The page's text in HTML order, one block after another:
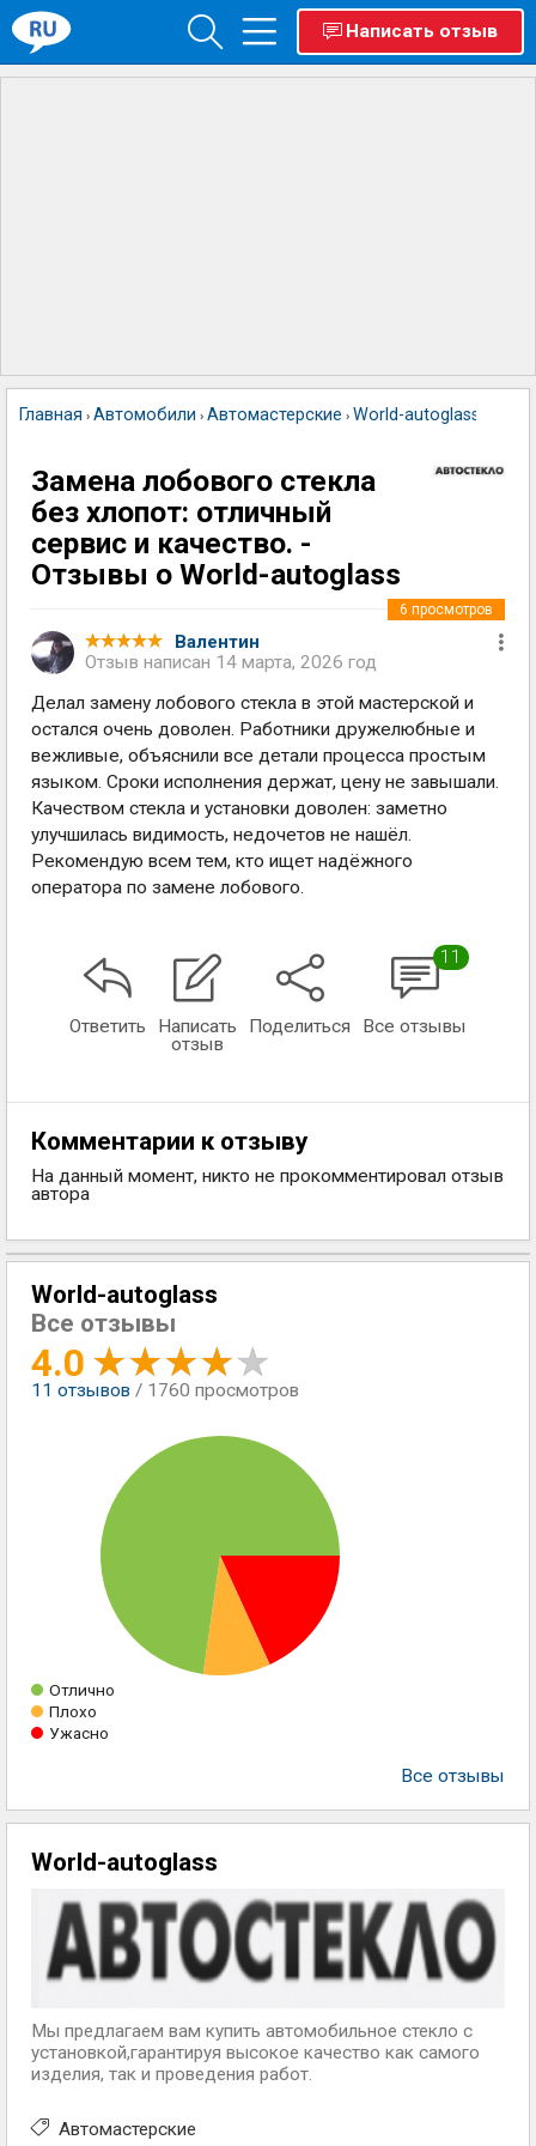
Написать отзыв
Главная › Автомобили › Автомастерские › World-autoglass
Замена лобового стекла
без хлопот: отличный
сервис и качество. -
Отзывы о World-autoglass
Валентин
Отзыв написан 14 марта, 2026 год
6 просмотров
Делал замену лобового стекла в этой мастерской и
остался очень доволен. Работники дружелюбные и
вежливые, объяснили все детали процесса простым
языком. Сроки исполнения держат, цену не завышали.
Качеством стекла и установки доволен: заметно
улучшилась видимость, недочетов не нашёл.
Рекомендую всем тем, кто ищет надёжного
оператора по замене лобового.
Ответить
Написать
отзыв
Поделиться
11
Все отзывы
Комментарии к отзыву
На данный момент, никто не прокомментировал отзыв
автора
World-autoglass
Все отзывы
4.0
11 отзывов / 1760 просмотров
Отлично
Плохо
Ужасно
Все отзывы
World-autoglass
Мы предлагаем вам купить автомобильное стекло с
установкой,гарантируя высокое качество как самого
изделия, так и проведения работ.
Автомастерские